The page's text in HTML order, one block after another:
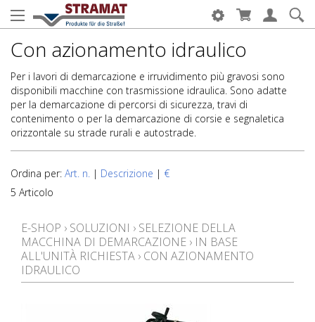
Con azionamento idraulico
Per i lavori di demarcazione e irruvidimento più gravosi sono
disponibili macchine con trasmissione idraulica. Sono adatte
per la demarcazione di percorsi di sicurezza, travi di
contenimento o per la demarcazione di corsie e segnaletica
orizzontale su strade rurali e autostrade.
Ordina per: Art. n. | Descrizione | €
5 Articolo
E-SHOP › SOLUZIONI › SELEZIONE DELLA
MACCHINA DI DEMARCAZIONE › IN BASE
ALL'UNITÀ RICHIESTA › CON AZIONAMENTO
IDRAULICO